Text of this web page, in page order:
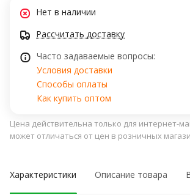
Нет в наличии
Рассчитать доставку
Часто задаваемые вопросы:
Условия доставки
Способы оплаты
Как купить оптом
Цена действительна только для интернет-
может отличаться от цен в розничных
Характеристики Описание товара